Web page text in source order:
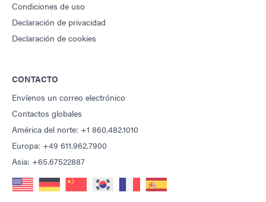
Condiciones de uso
Declaración de privacidad
Declaración de cookies
CONTACTO
Envíenos un correo electrónico
Contactos globales
América del norte: +1 860.482.1010
Europa: +49 611.962.7900
Asia: +65.67522887